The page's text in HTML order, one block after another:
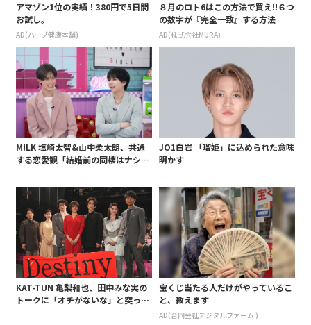
アマゾン1位の実績！380円で5日間
お試し。
AD(ハーブ健康本舗)
８月のロト6はこの方法で買え!!６つ
の数字が『完全一致』する方法
AD(株式会社MURA)
M!LK 塩崎太智&山中柔太朗、共通
する恋愛観「結婚前の同棲はナシ」
JO1白岩 「瑠姫」に込められた意味
明かす
KAT-TUN 亀梨和也、田中みな実の
トークに「オチがないな」と突っ込
宝くじ当たる人だけがやっているこ
と、教えます
AD(合同会社デジタルファーム )